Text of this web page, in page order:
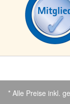
* Alle Preise inkl.